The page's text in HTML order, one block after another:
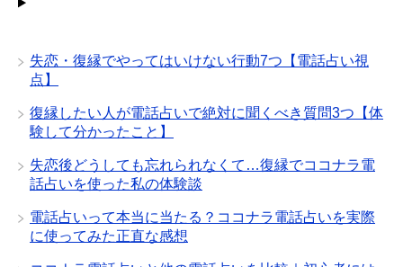
失恋・復縁でやってはいけない行動7つ【電話占い視
点】
復縁したい人が電話占いで絶対に聞くべき質問3つ【体
験して分かったこと】
失恋後どうしても忘れられなくて…復縁でココナラ電
話占いを使った私の体験談
電話占いって本当に当たる？ココナラ電話占いを実際
に使ってみた正直な感想